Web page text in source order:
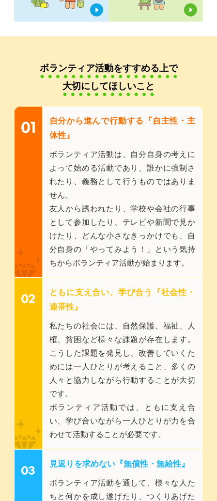
ボランティア活動をすすめる上で
大切にしてほしいこと
自分から進んで行動する『自主性・主
体性』
ボランティア活動は、自分自身の考えに
よって始める活動であり、誰かに強制さ
れたり、義務として行うものではありま
せん。
友人から誘われたり、学校や会社の行事
として参加したり、テレビや新聞で見か
けたり、どんな小さなきっかけでも、自
分自身の「やってみよう！」という気持
ちからボランティア活動が始まります。
ともに支え合い、学び合う『社会性・
連帯性』
私たちの社会には、自然保護、福祉、人
権、貧困など様々な課題が存在します。
こうした課題を発見し、改善していくた
めには一人ひとりが考えること、多くの
人々と協力しながら行動することが大切
です。
ボランティア活動では、ともに支え合
い、学び合いながら一人ひとりが力を合
わせて活動することが必要です。
見返りを求めない『無償性・無給性』
ボランティア活動を通して、様々な人た
ちと何かを成し遂げたり、つくりあげた